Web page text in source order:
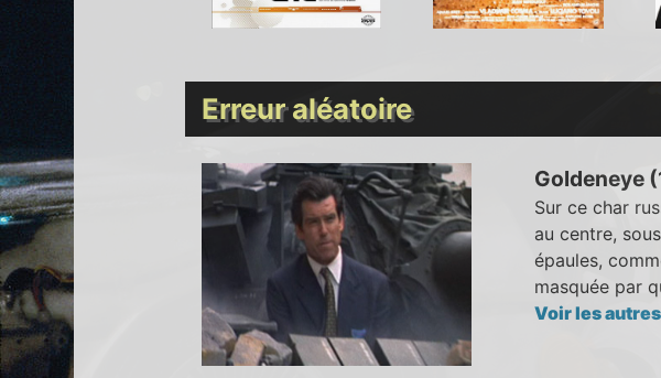
Erreur aléatoire
Goldeneye
Sur ce char
au centre,
épaules,
masquée par
Voir les